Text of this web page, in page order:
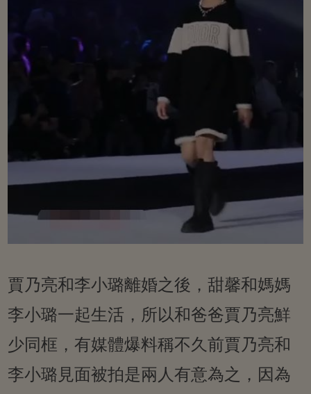
賈乃亮和李小璐離婚之後，甜馨和媽媽
李小璐一起生活，所以和爸爸賈乃亮鮮
少同框，有媒體爆料稱不久前賈乃亮和
李小璐見面被拍是兩人有意為之，因為